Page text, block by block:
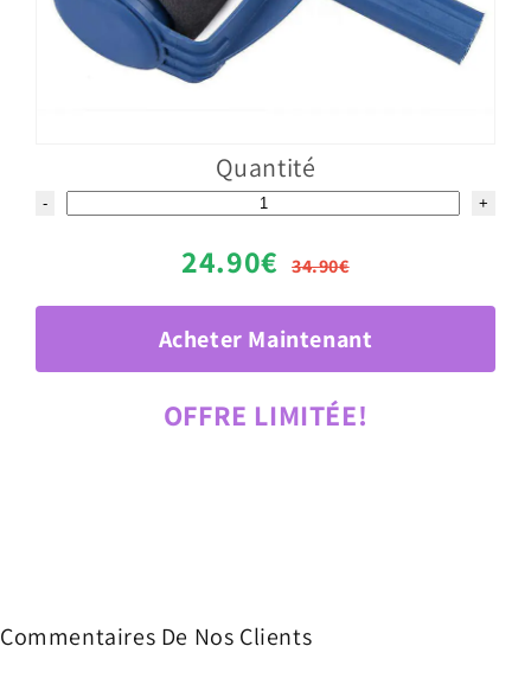
Quantité
- +
24.90€34.90€
Acheter Maintenant
OFFRE LIMITÉE!
Commentaires De Nos Clients